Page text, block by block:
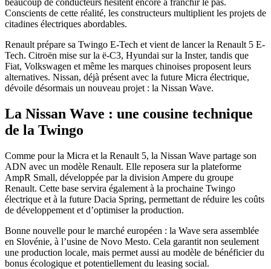
Conscients de cette réalité, les constructeurs multiplient les projets de
citadines électriques abordables.
Renault prépare sa Twingo E-Tech et vient de lancer la Renault 5 E-
Tech. Citroën mise sur la ë-C3, Hyundai sur la Inster, tandis que
Fiat, Volkswagen et même les marques chinoises proposent leurs
alternatives. Nissan, déjà présent avec la future Micra électrique,
dévoile désormais un nouveau projet : la Nissan Wave.
La Nissan Wave : une cousine technique
de la Twingo
Comme pour la Micra et la Renault 5, la Nissan Wave partage son
ADN avec un modèle Renault. Elle reposera sur la plateforme
AmpR Small, développée par la division Ampere du groupe
Renault. Cette base servira également à la prochaine Twingo
électrique et à la future Dacia Spring, permettant de réduire les coûts
de développement et d’optimiser la production.
Bonne nouvelle pour le marché européen : la Wave sera assemblée
en Slovénie, à l’usine de Novo Mesto. Cela garantit non seulement
une production locale, mais permet aussi au modèle de bénéficier du
bonus écologique et potentiellement du leasing social.